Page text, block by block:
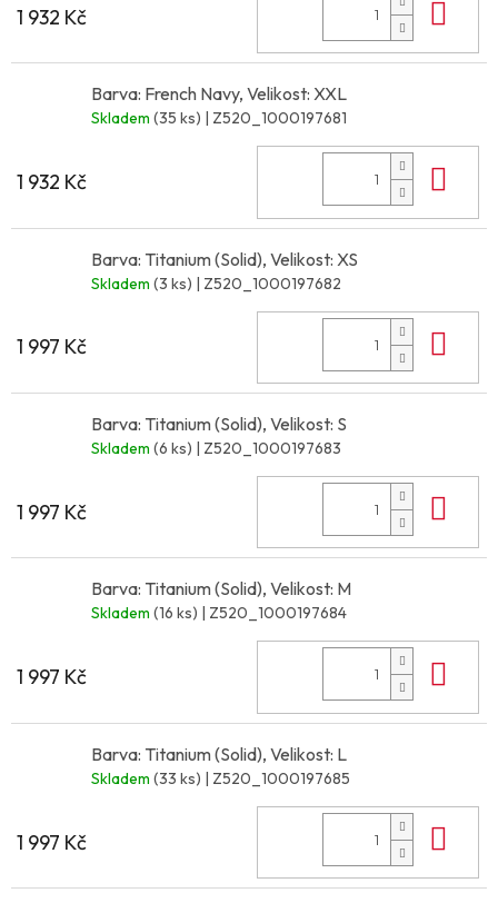
1 932 Kč
Barva: French Navy, Velikost: XXL
Skladem (35 ks) | Z520_1000197681
1 932 Kč
Barva: Titanium (Solid), Velikost: XS
Skladem (3 ks) | Z520_1000197682
1 997 Kč
Barva: Titanium (Solid), Velikost: S
Skladem (6 ks) | Z520_1000197683
1 997 Kč
Barva: Titanium (Solid), Velikost: M
Skladem (16 ks) | Z520_1000197684
1 997 Kč
Barva: Titanium (Solid), Velikost: L
Skladem (33 ks) | Z520_1000197685
1 997 Kč